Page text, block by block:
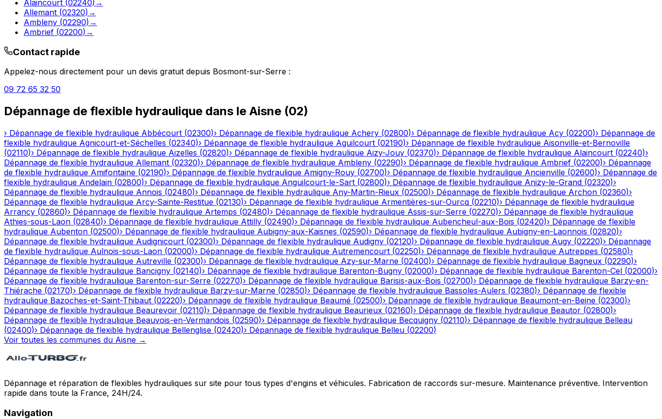
Alaincourt (02240) →
Allemant (02320) →
Ambleny (02290) →
Ambrief (02200) →
Contact rapide
Appelez-nous directement pour un devis gratuit depuis Bosmont-sur-Serre :
09 72 65 32 50
Dépannage de flexible hydraulique dans le Aisne (02)
› Dépannage de flexible hydraulique Abbécourt (02300)› Dépannage de flexible hydraulique Achery (02800)› Dépannage de flexible hydraulique Acy (02200)› Dépannage de
flexible hydraulique Agnicourt-et-Séchelles (02340)› Dépannage de flexible hydraulique Aguilcourt (02190)› Dépannage de flexible hydraulique Aisonville-et-Bernoville
(02110)› Dépannage de flexible hydraulique Aizelles (02820)› Dépannage de flexible hydraulique Aizy-Jouy (02370)› Dépannage de flexible hydraulique Alaincourt (02240)›
Dépannage de flexible hydraulique Allemant (02320)› Dépannage de flexible hydraulique Ambleny (02290)› Dépannage de flexible hydraulique Ambrief (02200)› Dépannage
de flexible hydraulique Amifontaine (02190)› Dépannage de flexible hydraulique Amigny-Rouy (02700)› Dépannage de flexible hydraulique Ancienville (02600)› Dépannage de
flexible hydraulique Andelain (02800)› Dépannage de flexible hydraulique Anguilcourt-le-Sart (02800)› Dépannage de flexible hydraulique Anizy-le-Grand (02320)›
Dépannage de flexible hydraulique Annois (02480)› Dépannage de flexible hydraulique Any-Martin-Rieux (02500)› Dépannage de flexible hydraulique Archon (02360)›
Dépannage de flexible hydraulique Arcy-Sainte-Restitue (02130)› Dépannage de flexible hydraulique Armentières-sur-Ourcq (02210)› Dépannage de flexible hydraulique
Arrancy (02860)› Dépannage de flexible hydraulique Artemps (02480)› Dépannage de flexible hydraulique Assis-sur-Serre (02270)› Dépannage de flexible hydraulique
Athies-sous-Laon (02840)› Dépannage de flexible hydraulique Attilly (02490)› Dépannage de flexible hydraulique Aubencheul-aux-Bois (02420)› Dépannage de flexible
hydraulique Aubenton (02500)› Dépannage de flexible hydraulique Aubigny-aux-Kaisnes (02590)› Dépannage de flexible hydraulique Aubigny-en-Laonnois (02820)›
Dépannage de flexible hydraulique Audignicourt (02300)› Dépannage de flexible hydraulique Audigny (02120)› Dépannage de flexible hydraulique Augy (02220)› Dépannage
de flexible hydraulique Aulnois-sous-Laon (02000)› Dépannage de flexible hydraulique Autremencourt (02250)› Dépannage de flexible hydraulique Autreppes (02580)›
Dépannage de flexible hydraulique Autreville (02300)› Dépannage de flexible hydraulique Azy-sur-Marne (02400)› Dépannage de flexible hydraulique Bagneux (02290)›
Dépannage de flexible hydraulique Bancigny (02140)› Dépannage de flexible hydraulique Barenton-Bugny (02000)› Dépannage de flexible hydraulique Barenton-Cel (02000)›
Dépannage de flexible hydraulique Barenton-sur-Serre (02270)› Dépannage de flexible hydraulique Barisis-aux-Bois (02700)› Dépannage de flexible hydraulique Barzy-en-
Thiérache (02170)› Dépannage de flexible hydraulique Barzy-sur-Marne (02850)› Dépannage de flexible hydraulique Bassoles-Aulers (02380)› Dépannage de flexible
hydraulique Bazoches-et-Saint-Thibaut (02220)› Dépannage de flexible hydraulique Beaumé (02500)› Dépannage de flexible hydraulique Beaumont-en-Beine (02300)›
Dépannage de flexible hydraulique Beaurevoir (02110)› Dépannage de flexible hydraulique Beaurieux (02160)› Dépannage de flexible hydraulique Beautor (02800)›
Dépannage de flexible hydraulique Beauvois-en-Vermandois (02590)› Dépannage de flexible hydraulique Becquigny (02110)› Dépannage de flexible hydraulique Belleau
(02400)› Dépannage de flexible hydraulique Bellenglise (02420)› Dépannage de flexible hydraulique Belleu (02200)
Voir toutes les communes du Aisne →
Dépannage et réparation de flexibles hydrauliques sur site pour tous types d'engins et véhicules. Fabrication de raccords sur-mesure. Maintenance préventive. Intervention
rapide dans toute la France, 24H/24.
Navigation